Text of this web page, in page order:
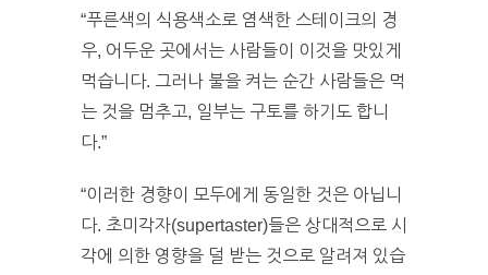
“푸른색의 식용색소로 염색한 스테이크의 경
우, 어두운 곳에서는 사람들이 이것을 맛있게
먹습니다. 그러나 불을 켜는 순간 사람들은 먹
는 것을 멈추고, 일부는 구토를 하기도 합니
다.”
“이러한 경향이 모두에게 동일한 것은 아닙니
다. 초미각자(supertaster)들은 상대적으로 시
각에 의한 영향을 덜 받는 것으로 알려져 있습